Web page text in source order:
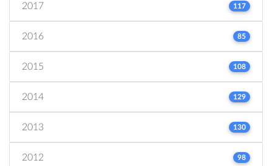
2017 117
2016 85
2015 108
2014 129
2013 130
2012 98